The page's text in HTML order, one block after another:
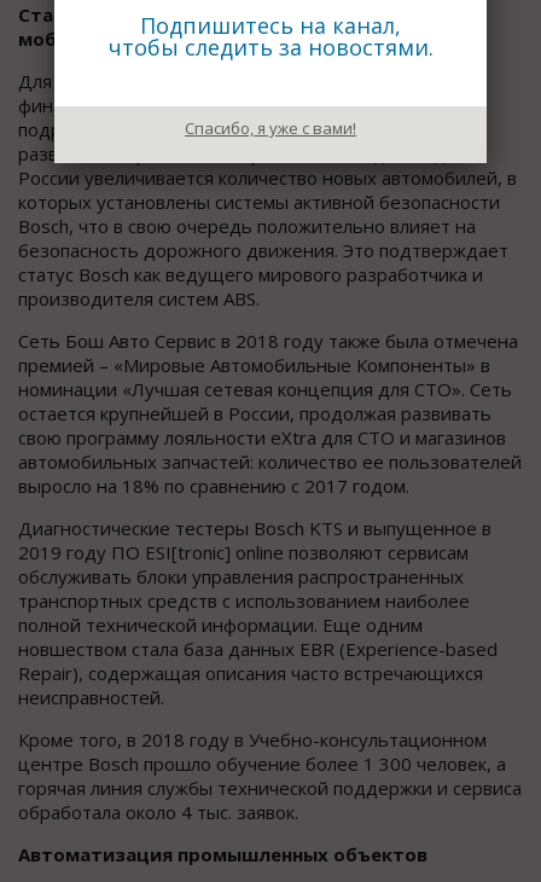
Стабильность в сегменте Решения для
мобильности
Для направления
финансовый год был также успешным: бизнес
подразделения автомобильных комплектующих
развивался и рос вместе с рынком. С каждым годом в
России увеличивается количество новых автомобилей, в
которых установлены системы активной безопасности
Bosch, что в свою очередь положительно влияет на
безопасность дорожного движения. Это подтверждает
статус Bosch как ведущего мирового разработчика и
производителя систем ABS.
Сеть Бош Авто Сервис в 2018 году также была отмечена
премией – «Мировые Автомобильные Компоненты» в
номинации «Лучшая сетевая концепция для СТО». Сеть
остается крупнейшей в России, продолжая развивать
свою программу лояльности eXtra для СТО и магазинов
автомобильных запчастей: количество ее пользователей
выросло на 18% по сравнению с 2017 годом.
Диагностические тестеры Bosch KTS и выпущенное в
2019 году ПО ESI[tronic] online позволяют сервисам
обслуживать блоки управления распространенных
транспортных средств с использованием наиболее
полной технической информации. Еще одним
новшеством стала база данных EBR (Experience-based
Repair), содержащая описания часто встречающихся
неисправностей.
Кроме того, в 2018 году в Учебно-консультационном
центре Bosch прошло обучение более 1 300 человек, а
горячая линия службы технической поддержки и сервиса
обработала около 4 тыс. заявок.
Автоматизация промышленных объектов
Подпишитесь на канал,
чтобы следить за новостями.
Спасибо, я уже с вами!